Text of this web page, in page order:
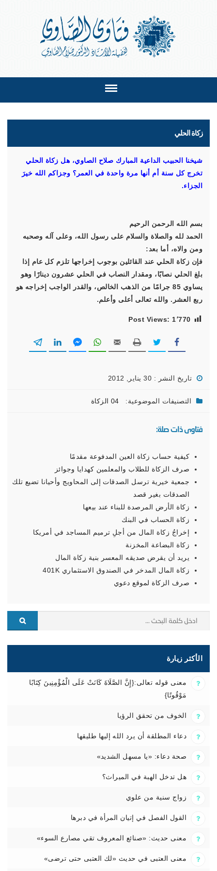
زكاة الحلي
شيخنا الحبيب الداعية المبارك صلاح الصاوي، هل زكاة الحلي
تخرج كل سنة أم أنها مرة واحدة في العمر؟ وجزاكم الله خيرَ
الجزاء.
بسم الله الرحمن الرحيم
الحمد لله والصلاة والسلام على رسول الله، وعلى آله وصحبه
ومن والاه، أما بعد:
فإن زكاة الحلي عند القائلين بوجوب إخراجها تلزم كل عام إذا
بلغ الحلي نصابًا، ومقدار النصاب في الحلي عشرون دينارًا وهو
يساوي 85 جرامًا من الذهب الخالص، والقدر الواجب إخراجه هو
ربع العشر. والله تعالى أعلى وأعلم.
Post Views: 1٬770
تاريخ النشر : 30 يناير, 2012
التصنيفات الموضوعية: 04 الزكاة
فتاوى ذات صلة:
كيفية حساب زكاة العين المدفوعة مقدمًا
صرف الزكاة للطلاب والمعلمين كهدايا وجوائز
جمعية خيرية ترسل الصدقات إلى المحاويج وأحيانا تضيع تلك
الصدقات بغير قصد
زكاة الأرض المرصدة للبناء عند بيعها
زكاة الحساب في البنك
إخراجُ زكاة المال من أجلِ ترميم المساجد في أمريكا
زكاة البضاعة المخزنة
يريد أن يقرض صديقه المعسر بنية زكاة المال
زكاة المال المدخر في الصندوق الاستثماري 401K
صرف الزكاة لموقع دعوي
الأكثر زيارة
معنى قوله تعالى:{إِنَّ الصَّلَاةَ كَانَتْ عَلَى الْمُؤْمِنِينَ كِتَابًا
مَوْقُوتًا}
الخوف من تحقق الرؤيا
دعاء المطلقة أن يرد الله إليها طليقها
صحة دعاء: «يا مسهل الشديد»
هل تدخل الهبة في الميراث؟
زواج سنية من علوي
القول الفصل في إتيان المرأة في دبرها
معنى حديث: «صنائع المعروف تقي مصارع السوء»
معنى العتبى في حديث «لك العتبى حتى ترضى»